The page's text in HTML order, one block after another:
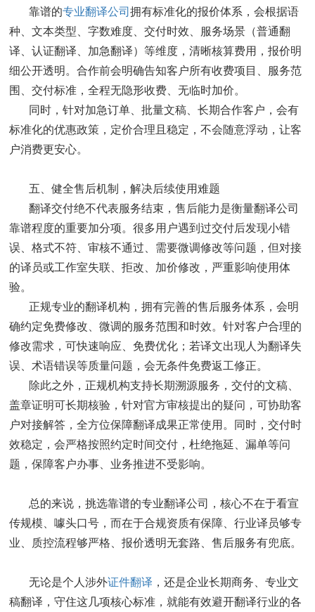
靠谱的专业翻译公司 拥有标准化的报价体系，会根据语
种、文本类型、字数难度、交付时效、服务场景（普通翻
译、认证翻译、加急翻译）等维度，清晰核算费用，报价明
细公开透明。合作前会明确告知客户所有收费项目、服务范
围、交付标准，全程无隐形收费、无临时加价。
同时，针对加急订单、批量文稿、长期合作客户，会有
标准化的优惠政策，定价合理且稳定，不会随意浮动，让客
户消费更安心。
五、健全售后机制，解决后续使用难题
翻译交付绝不代表服务结束，售后能力是衡量翻译公司
靠谱程度的重要加分项。很多用户遇到过交付后发现小错
误、格式不符、审核不通过、需要微调修改等问题，但对接
的译员或工作室失联、拒改、加价修改，严重影响使用体
验。
正规专业的翻译机构，拥有完善的售后服务体系，会明
确约定免费修改、微调的服务范围和时效。针对客户合理的
修改需求，可快速响应、免费优化；若译文出现人为翻译失
误、术语错误等质量问题，会无条件免费返工修正。
除此之外，正规机构支持长期溯源服务，交付的文稿、
盖章证明可长期核验，针对官方审核提出的疑问，可协助客
户对接解答，全方位保障翻译成果正常使用。同时，交付时
效稳定，会严格按照约定时间交付，杜绝拖延、漏单等问
题，保障客户办事、业务推进不受影响。
总的来说，挑选靠谱的专业翻译公司，核心不在于看宣
传规模、噱头口号，而在于合规资质有保障、行业译员够专
业、质控流程够严格、报价透明无套路、售后服务有兜底。
无论是个人涉外证件翻译 ，还是企业长期商务、专业文
稿翻译，守住这几项核心标准，就能有效避开翻译行业的各